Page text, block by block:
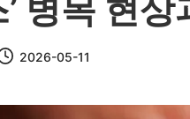
’ 병목 현
2026-05-11